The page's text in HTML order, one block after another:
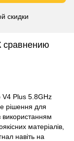
скидки
сравнению
Plus 5.8GHz
рішення для
використанням
матеріалів,
навіть на